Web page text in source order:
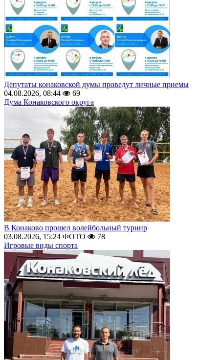
Депутаты конаковской думы проведут личные приемы
04.08.2026, 08:44
69
Дума Конаковского округа
В Конаково прошел волейбольный турнир
03.08.2026, 15:24 ФОТО
78
Игровые виды спорта